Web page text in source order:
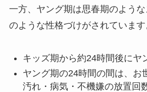
一方、ヤング期は思春期のよう
のような性格づけがされています
キッズ期から約24時間後にヤ
ヤング期の24時間の間は、お
汚れ・病気・不機嫌の放置回